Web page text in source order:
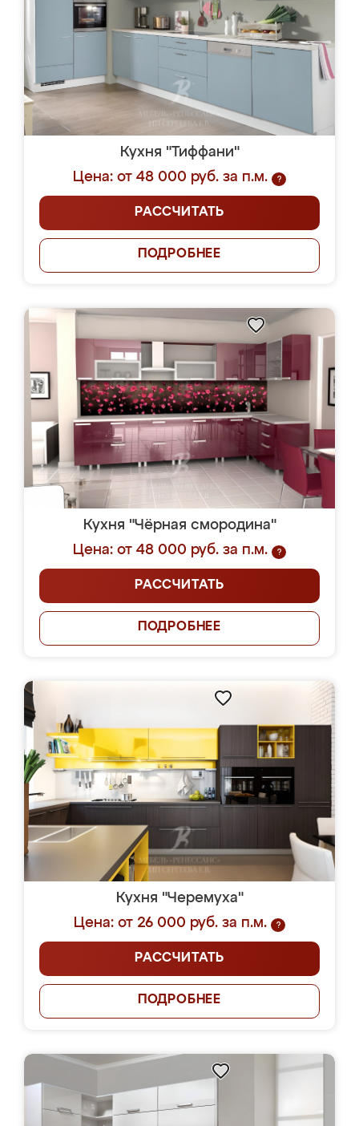
Кухня "Тиффани"
Цена: от 48 000 руб. за п.м.
?
РАССЧИТАТЬ
ПОДРОБНЕЕ
Кухня "Чёрная смородина"
Цена: от 48 000 руб. за п.м.
?
РАССЧИТАТЬ
ПОДРОБНЕЕ
Кухня "Черемуха"
Цена: от 26 000 руб. за п.м.
?
РАССЧИТАТЬ
ПОДРОБНЕЕ